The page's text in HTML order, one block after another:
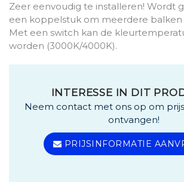
Zeer eenvoudig te installeren! Wordt
een koppelstuk om meerdere balken
Met een switch kan de
worden (3000K/4000K).
INTERESSE IN DIT
Neem contact met ons op om
ontvangen!
PRIJSINFORMATIE